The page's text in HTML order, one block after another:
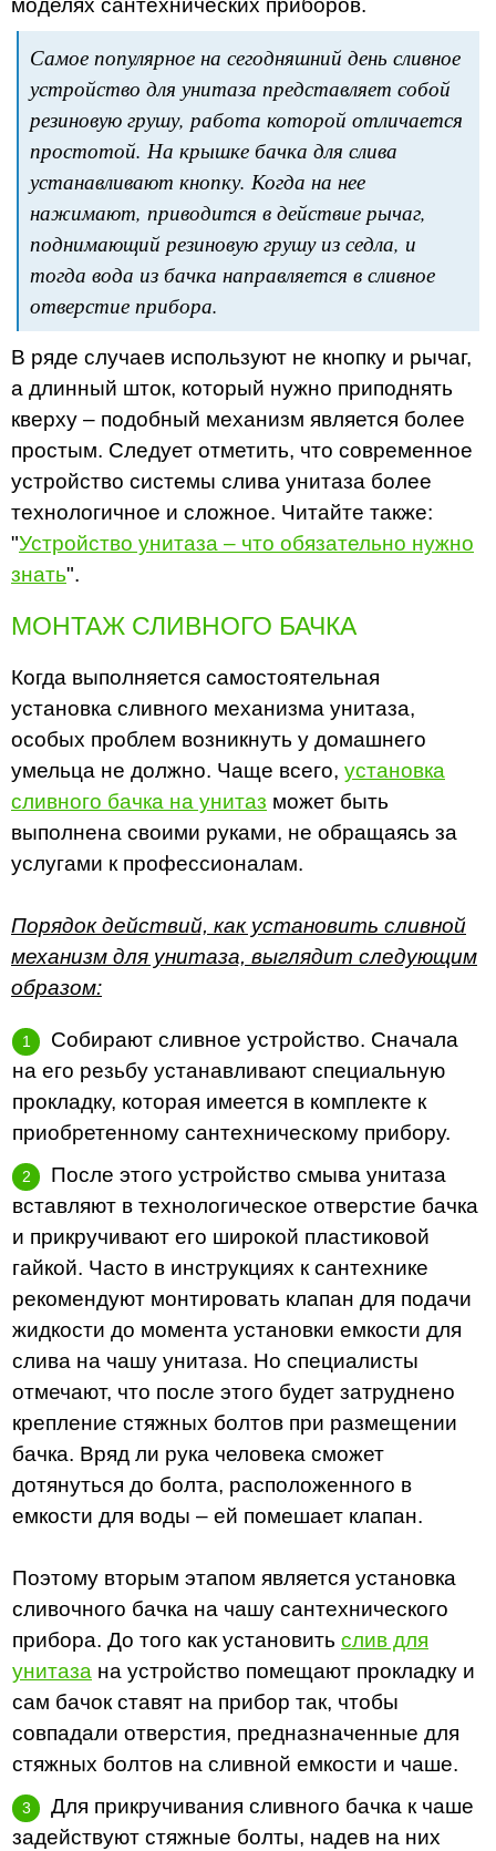
моделях сантехнических приборов.
Самое популярное на сегодняшний день сливное
устройство для унитаза представляет собой
резиновую грушу, работа которой отличается
простотой. На крышке бачка для слива
устанавливают кнопку. Когда на нее
нажимают, приводится в действие рычаг,
поднимающий резиновую грушу из седла, и
тогда вода из бачка направляется в сливное
отверстие прибора.
В ряде случаев используют не кнопку и рычаг,
а длинный шток, который нужно приподнять
кверху – подобный механизм является более
простым. Следует отметить, что современное
устройство системы слива унитаза более
технологичное и сложное. Читайте также:
"Устройство унитаза – что обязательно нужно
знать".
МОНТАЖ СЛИВНОГО БАЧКА
Когда выполняется самостоятельная
установка сливного механизма унитаза,
особых проблем возникнуть у домашнего
умельца не должно. Чаще всего, установка
сливного бачка на унитаз может быть
выполнена своими руками, не обращаясь за
услугами к профессионалам.
Порядок действий, как установить сливной
механизм для унитаза, выглядит следующим
образом:
Собирают сливное устройство. Сначала
на его резьбу устанавливают специальную
прокладку, которая имеется в комплекте к
приобретенному сантехническому прибору.
После этого устройство смыва унитаза
вставляют в технологическое отверстие бачка
и прикручивают его широкой пластиковой
гайкой. Часто в инструкциях к сантехнике
рекомендуют монтировать клапан для подачи
жидкости до момента установки емкости для
слива на чашу унитаза. Но специалисты
отмечают, что после этого будет затруднено
крепление стяжных болтов при размещении
бачка. Вряд ли рука человека сможет
дотянуться до болта, расположенного в
емкости для воды – ей помешает клапан.
Поэтому вторым этапом является установка
сливочного бачка на чашу сантехнического
прибора. До того как установить слив для
унитаза на устройство помещают прокладку и
сам бачок ставят на прибор так, чтобы
совпадали отверстия, предназначенные для
стяжных болтов на сливной емкости и чаше.
Для прикручивания сливного бачка к чаше
задействуют стяжные болты, надев на них